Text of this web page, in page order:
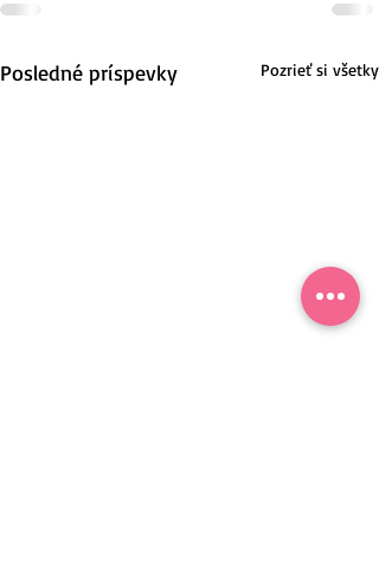
Posledné príspevky Pozrieť si všetky